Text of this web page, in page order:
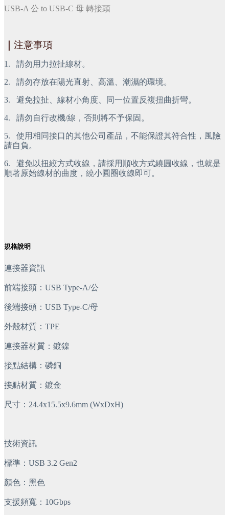
USB-A 公 to USB-C 母 轉接頭
注意事項
1. 請勿用力拉扯線材。
2. 請勿存放在陽光直射、高溫、潮濕的環境。
3. 避免拉扯、線材小角度、同一位置反複扭曲折彎。
4. 請勿自行改機/線，否則將不予保固。
5.
使用相同接口的其他公司產品，不能保證其符合性，風險
請自負。
6.
避免以扭絞方式收線，請採用順收方式繞圓收線，也就是
順著原始線材的曲度，繞小圓圈收線即可。
規格說明
連接器資訊
前端接頭：USB Type-A/公
後端接頭：USB Type-C/母
外殼材質：TPE
連接器材質：鍍鎳
接點結構：磷銅
接點材質：鍍金
尺寸：24.4x15.5x9.6mm (WxDxH)
技術資訊
標準：USB 3.2 Gen2
顏色：黑色
支援頻寬：10Gbps